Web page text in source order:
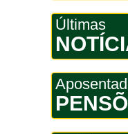
Últimas